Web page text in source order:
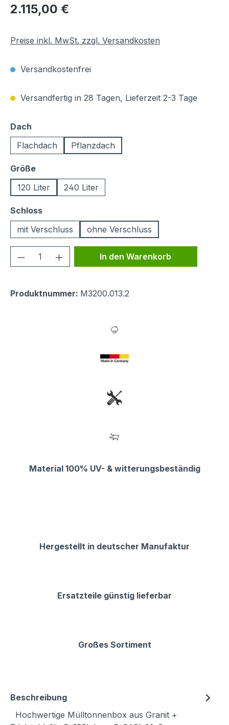
Regulärer Preis:
2.115,00 €
Preise inkl. MwSt. zzgl. Versandkosten
Versandkostenfrei
Versandfertig in 28 Tagen, Lieferzeit 2-3 Tage
Dach
Flachdach
Pflanzdach
Größeauswählen
120 Liter
240 Liter
Schlossauswählen
mit Verschluss
ohne Verschluss
Produkt Anzahl: Gib den
In den Warenkorb
Produktnummer: M3200.013.2
Material 100% UV- & witterungsbeständig
Hergestellt in deutscher Manufaktur
Ersatzteile günstig lieferbar
Großes Sortiment
Beschreibung
Hochwertige Mülltonnenbox aus Granit +